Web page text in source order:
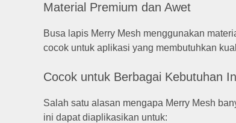
Material Premium dan Awet
Busa lapis Merry Mesh menggunakan
cocok untuk aplikasi yang membutuhkan
Cocok untuk Berbagai Kebutuhan
Salah satu alasan mengapa Merry Mesh
ini dapat diaplikasikan untuk: